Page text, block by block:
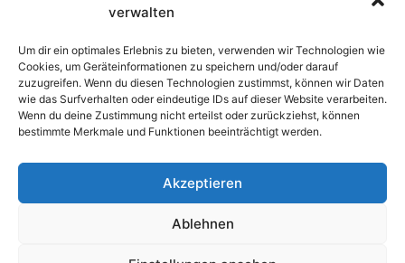
verwalten
Um dir ein optimales Erlebnis zu bieten, verwenden wir Technologien wie
Cookies, um Geräteinformationen zu speichern und/oder darauf
zuzugreifen. Wenn du diesen Technologien zustimmst, können wir Daten
wie das Surfverhalten oder eindeutige IDs auf dieser Website verarbeiten.
Wenn du deine Zustimmung nicht erteilst oder zurückziehst, können
bestimmte Merkmale und Funktionen beeinträchtigt werden.
Akzeptieren
Ablehnen
Was die da wohl tun ?